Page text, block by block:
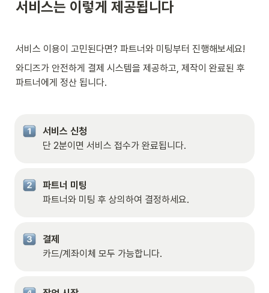
서비스는 이렇게 제공됩니다
서비스 이용이 고민된다면? 파트너와 미팅부터 진행해보세요!
와디즈가 안전하게 결제 시스템을 제공하고, 제작이 완료된 후
파트너에게 정산 됩니다.
서비스 신청
단 2분이면 서비스 접수가 완료됩니다.
파트너와 미팅 후 상의하여 결정하세요.
카드/계좌이체 모두 가능합니다.